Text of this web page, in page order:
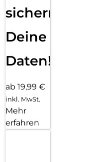
sichern
Deine
Daten!
ab 19,99 €
inkl. MwSt.
Mehr
erfahren